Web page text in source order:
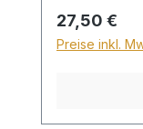
Höhe von
Versand ins
Regulärer
27,50 €
Preise inkl.